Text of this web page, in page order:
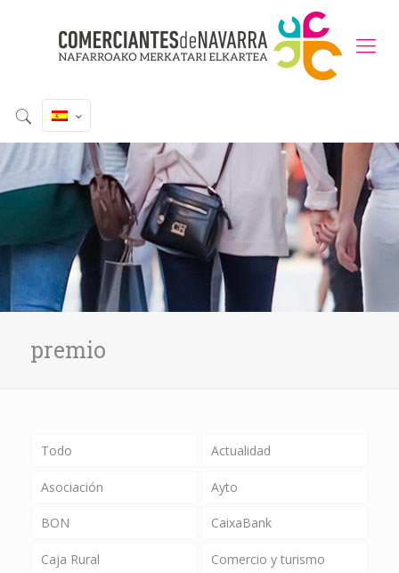
premio
Todo Actualidad
Asociación Ayto
BON CaixaBank
Caja Rural Comercio y turismo